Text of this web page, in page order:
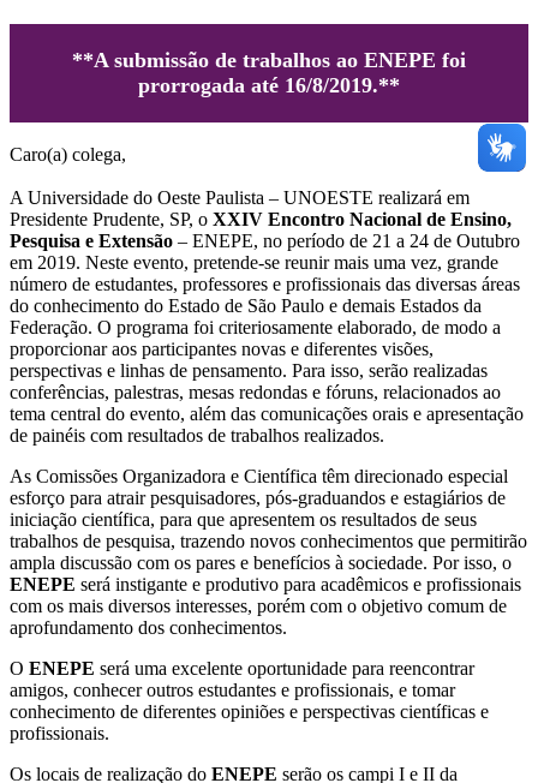
**A submissão de trabalhos ao ENEPE foi
prorrogada até 16/8/2019.**
Caro(a) colega,
A Universidade do Oeste Paulista – UNOESTE realizará em
Presidente Prudente, SP, o XXIV Encontro Nacional de Ensino,
Pesquisa e Extensão – ENEPE, no período de 21 a 24 de Outubro
em 2019. Neste evento, pretende-se reunir mais uma vez, grande
número de estudantes, professores e profissionais das diversas áreas
do conhecimento do Estado de São Paulo e demais Estados da
Federação. O programa foi criteriosamente elaborado, de modo a
proporcionar aos participantes novas e diferentes visões,
perspectivas e linhas de pensamento. Para isso, serão realizadas
conferências, palestras, mesas redondas e fóruns, relacionados ao
tema central do evento, além das comunicações orais e apresentação
de painéis com resultados de trabalhos realizados.
As Comissões Organizadora e Científica têm direcionado especial
esforço para atrair pesquisadores, pós-graduandos e estagiários de
iniciação científica, para que apresentem os resultados de seus
trabalhos de pesquisa, trazendo novos conhecimentos que permitirão
ampla discussão com os pares e benefícios à sociedade. Por isso, o
ENEPE será instigante e produtivo para acadêmicos e profissionais
com os mais diversos interesses, porém com o objetivo comum de
aprofundamento dos conhecimentos.
O ENEPE será uma excelente oportunidade para reencontrar
amigos, conhecer outros estudantes e profissionais, e tomar
conhecimento de diferentes opiniões e perspectivas científicas e
profissionais.
Os locais de realização do ENEPE serão os campi I e II da